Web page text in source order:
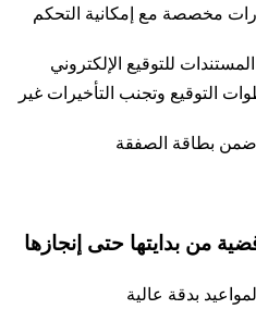
مخصصة مع إمكانية التحكم
للتوقيع الإلكتروني
التوقيع وتجنب التأخيرات غير
ضمن بطاقة الصفقة
من بدايتها حتى إنجازها
بدقة عالية